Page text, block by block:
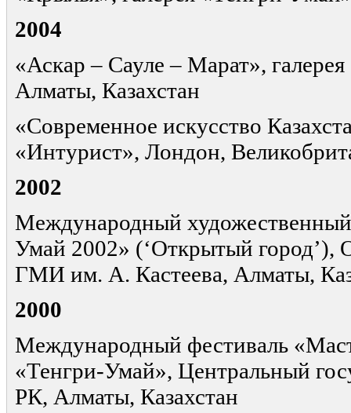
2004
«Аскар – Сауле – Марат»,
Алматы, Казахстан
«Современное искусство
«Интурист», Лондон,
2002
Международный
Умай 2002» (‘Открытый
ГМИ им. А. Кастеева, Алматы,
2000
Международный фестиваль
«Тенгри-Умай», Центральный
РК, Алматы, Казахстан